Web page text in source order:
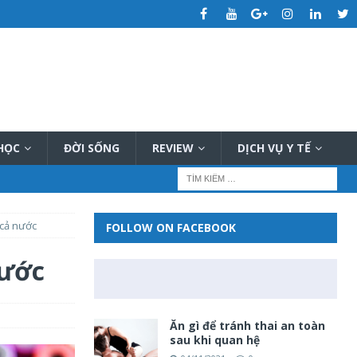
ĐỜI SỐNG REVIEW DỊCH VỤ Y TẾ
nước FOLLOW ON FACEBOOK
Ăn gì để tránh thai an toàn
sau khi quan hệ